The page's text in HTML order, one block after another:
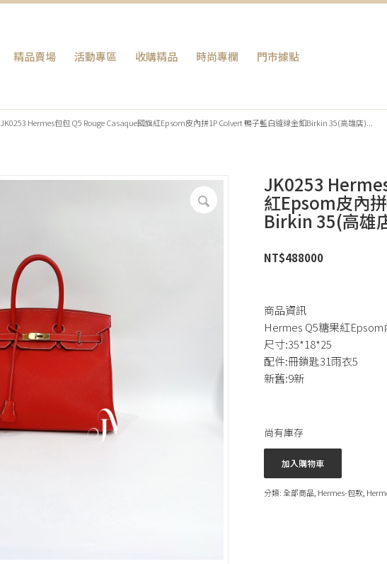
精品賣場 活動專區 收購精品 時尚專欄 門巿據點
JK0253 Hermes包包 Q5 Rouge Casaque國旗紅Epsom皮內拼1P Colvert 鴨子藍白縫線金釦Birkin 35(高雄店)...
JK0253
紅Epsom皮內
Birkin 35(高雄
NT$488000
商品資訊
Hermes Q5糖果紅
尺寸:35*18*25
配件:冊鎖匙31雨衣5
新舊:9新
尚有庫存
加入購物車
分類:全部商品, Hermes-包款,